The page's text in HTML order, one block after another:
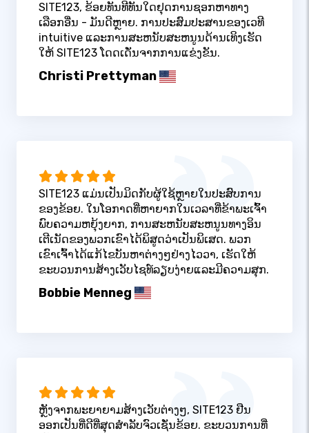
SITE123, ຂ້ອຍທັນທີທັນໃດຢຸດການຊອກຫາທາງ
ເລືອກອື່ນ - ມັນດີຫຼາຍ. ການປະສົມປະສານຂອງເວທີ
intuitive ແລະການສະຫນັບສະຫນູນດ້ານເທິງເຮັດ
ໃຫ້ SITE123 ໂດດເດັ່ນຈາກການແຂ່ງຂັນ.
Christi Prettyman
SITE123 ແມ່ນເປັນມິດກັບຜູ້ໃຊ້ຫຼາຍໃນປະສົບການ
ຂອງຂ້ອຍ. ໃນໂອກາດທີ່ຫາຍາກໃນເວລາທີ່ຂ້າພະເຈົ້າ
ພົບຄວາມຫຍຸ້ງຍາກ, ການສະຫນັບສະຫນູນທາງອິນ
ເຕີເນັດຂອງພວກເຂົາໄດ້ພິສູດວ່າເປັນພິເສດ. ພວກ
ເຂົາເຈົ້າໄດ້ແກ້ໄຂບັນຫາຕ່າງໆຢ່າງໄວວາ, ເຮັດໃຫ້
ຂະບວນການສ້າງເວັບໄຊທ໌ລຽບງ່າຍແລະມີຄວາມສຸກ.
Bobbie Menneg
ຫຼັງຈາກພະຍາຍາມສ້າງເວັບຕ່າງໆ, SITE123 ຢືນ
ອອກເປັນທີ່ດີທີ່ສຸດສໍາລັບຈົວເຊັ່ນຂ້ອຍ. ຂະບວນການທີ່